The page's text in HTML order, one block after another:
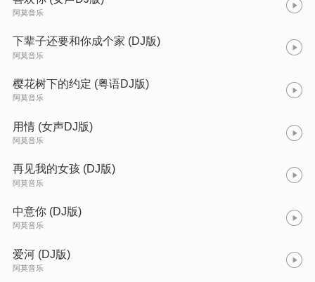
阿莫音乐
下辈子还要和你成个家 (DJ版)
阿莫音乐
樱花树下的约定 (粤语DJ版)
阿莫音乐
用情 (女声DJ版)
阿莫音乐
再见我的女孩 (DJ版)
阿莫音乐
中意你 (DJ版)
阿莫音乐
爱河 (DJ版)
阿莫音乐